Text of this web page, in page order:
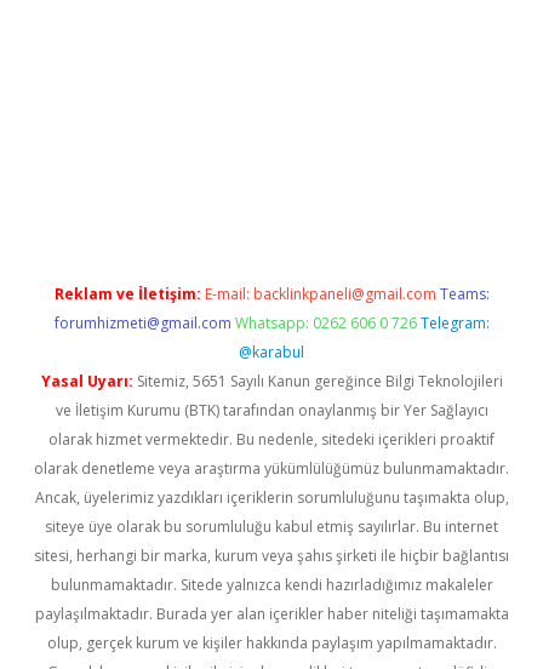
Reklam ve İletişim: E-mail: backlinkpaneli@gmail.com Teams:
forumhizmeti@gmail.com Whatsapp: 0262 606 0 726 Telegram:
@karabul
Yasal Uyarı: Sitemiz, 5651 Sayılı Kanun gereğince Bilgi Teknolojileri
ve İletişim Kurumu (BTK) tarafından onaylanmış bir Yer Sağlayıcı
olarak hizmet vermektedir. Bu nedenle, sitedeki içerikleri proaktif
olarak denetleme veya araştırma yükümlülüğümüz bulunmamaktadır.
Ancak, üyelerimiz yazdıkları içeriklerin sorumluluğunu taşımakta olup,
siteye üye olarak bu sorumluluğu kabul etmiş sayılırlar. Bu internet
sitesi, herhangi bir marka, kurum veya şahıs şirketi ile hiçbir bağlantısı
bulunmamaktadır. Sitede yalnızca kendi hazırladığımız makaleler
paylaşılmaktadır. Burada yer alan içerikler haber niteliği taşımamakta
olup, gerçek kurum ve kişiler hakkında paylaşım yapılmamaktadır.